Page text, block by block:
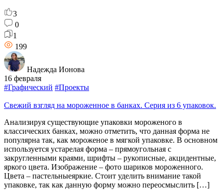
3
0
1
199
Надежда Ионова
16 февраля
#Графический #Проекты
Свежий взгляд на мороженное в банках. Серия из 6 упаковок.
Анализируя существующие упаковки мороженого в
классических банках, можно отметить, что данная форма не
популярна так, как мороженое в мягкой упаковке. В основном
используется устарелая форма – прямоугольная с
закругленными краями, шрифты – рукописные, акцидентные,
яркого цвета. Изображение – фото шариков мороженного.
Цвета – пастельныеяркие. Стоит уделить внимание такой
упаковке, так как данную форму можно переосмыслить […]